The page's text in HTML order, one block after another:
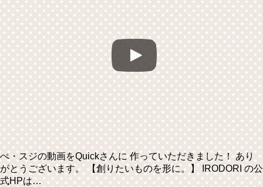
ぺ・スジの動画をQuickさんに 作っていただきました！ あり
がとうございます。 【創りたいものを形に。】 IRODORI の公
式HPは…